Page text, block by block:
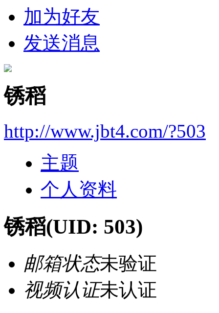
加为好友
发送消息
锈稻
http://www.jbt4.com/?503
主题
个人资料
锈稻(UID: 503)
邮箱状态未验证
视频认证未认证